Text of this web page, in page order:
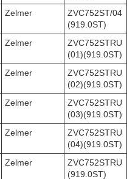
Zelmer
ZVC752ST/04
(919.0ST)
Zelmer
ZVC752STRU
(01)(919.0ST)
Zelmer
ZVC752STRU
(02)(919.0ST)
Zelmer
ZVC752STRU
(03)(919.0ST)
Zelmer
ZVC752STRU
(04)(919.0ST)
Zelmer
ZVC752STRU
(919.0ST)